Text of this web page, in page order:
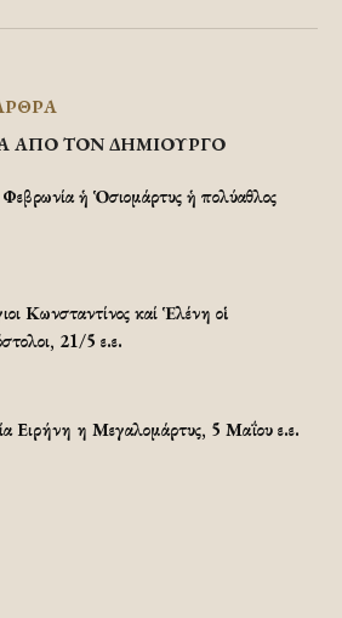
ΑΠΟ ΤΟΝ ΔΗΜΙΟΥΡΓΟ
Φεβρωνία ἡ Ὁσιομάρτυς ἡ πολύαθλος
Κωνσταντίνος καί Ἑλένη οἱ
21/5 ε.ε.
Ειρήνη η Μεγαλομάρτυς, 5 Μαΐου ε.ε.